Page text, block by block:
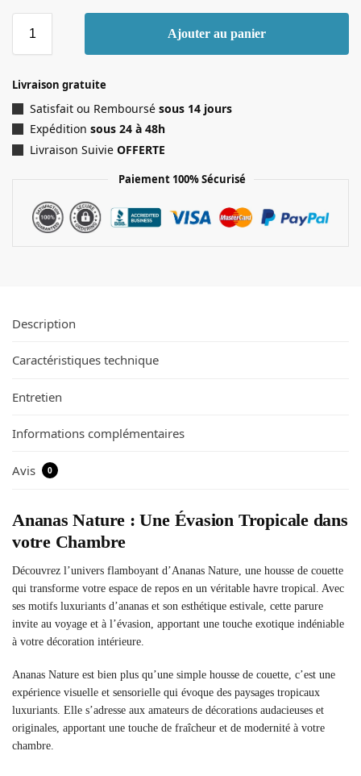
Ajouter au panier
Livraison gratuite
Satisfait ou Remboursé sous 14 jours
Expédition sous 24 à 48h
Livraison Suivie OFFERTE
Paiement 100% Sécurisé
Description
Caractéristiques technique
Entretien
Informations complémentaires
Avis 0
Ananas Nature : Une Évasion Tropicale dans
votre Chambre
Découvrez l’univers flamboyant d’Ananas Nature, une housse de couette
qui transforme votre espace de repos en un véritable havre tropical. Avec
ses motifs luxuriants d’ananas et son esthétique estivale, cette parure
invite au voyage et à l’évasion, apportant une touche exotique indéniable
à votre décoration intérieure.
Ananas Nature est bien plus qu’une simple housse de couette, c’est une
expérience visuelle et sensorielle qui évoque des paysages tropicaux
luxuriants. Elle s’adresse aux amateurs de décorations audacieuses et
originales, apportant une touche de fraîcheur et de modernité à votre
chambre.